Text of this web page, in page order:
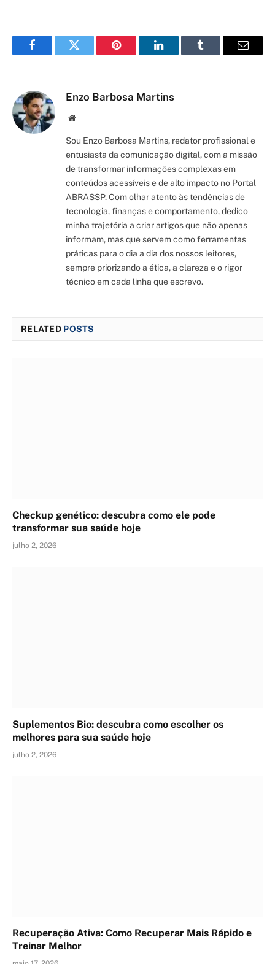
FacebookTwitter Pinterest LinkedInTumblr Email
Enzo Barbosa Martins
Site/Blog
Sou Enzo Barbosa Martins, redator profissional e
entusiasta da comunicação digital, com a missão
de transformar informações complexas em
conteúdos acessíveis e de alto impacto no Portal
ABRASSP. Com olhar atento às tendências de
tecnologia, finanças e comportamento, dedico
minha trajetória a criar artigos que não apenas
informam, mas que servem como ferramentas
práticas para o dia a dia dos nossos leitores,
sempre priorizando a ética, a clareza e o rigor
técnico em cada linha que escrevo.
RELATED POSTS
Checkup genético: descubra como ele pode
transformar sua saúde hoje
julho 2, 2026
Suplementos Bio: descubra como escolher os
melhores para sua saúde hoje
julho 2, 2026
Recuperação Ativa: Como Recuperar Mais Rápido e
Treinar Melhor